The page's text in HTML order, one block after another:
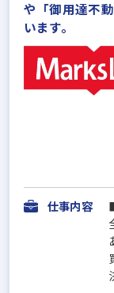
や「御用達不
います。
仕事内容